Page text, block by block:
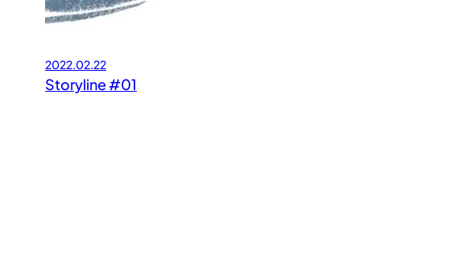
2022.02.22
Storyline #01